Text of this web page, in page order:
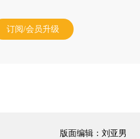
订阅/会员升级
版面编辑：刘亚男